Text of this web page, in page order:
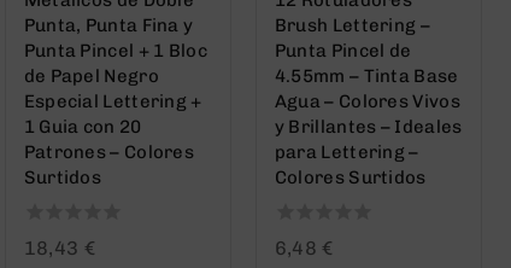
Punta, Punta Fina y
Punta Pincel + 1 Bloc
de Papel Negro
Especial Lettering +
1 Guia con 20
Patrones – Colores
Surtidos
0
18,43 €
Brush Lettering –
Punta Pincel de
4.55mm – Tinta Base
Agua – Colores Vivos
y Brillantes – Ideales
para Lettering –
Colores Surtidos
0
6,48 €